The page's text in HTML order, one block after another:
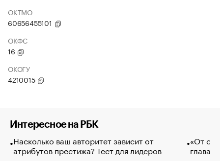
ОКТМО
60656455101
ОКФС
16
ОКОГУ
4210015
Интересное на РБК
Насколько ваш авторитет зависит от
атрибутов престижа? Тест для лидеров
«От
глава